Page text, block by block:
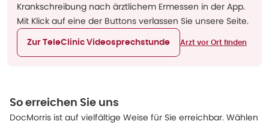
Krankschreibung nach ärztlichem Ermessen in der App.
Mit Klick auf eine der Buttons verlassen Sie unsere Seite.
Zur TeleClinic Videosprechstunde Arzt vor Ort finden
So erreichen Sie uns
DocMorris ist auf vielfältige Weise für Sie erreichbar. Wählen